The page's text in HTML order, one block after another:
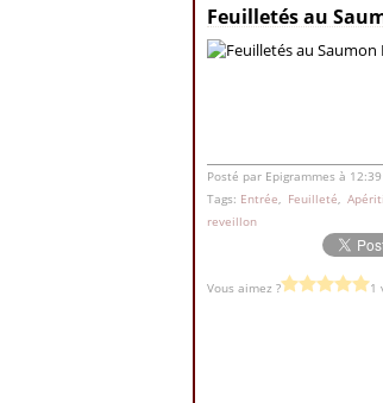
Feuilletés au
Posté par Epigrammes à
Tags: Entrée, Feuilleté,
reveillon
Vous aimez ? 1